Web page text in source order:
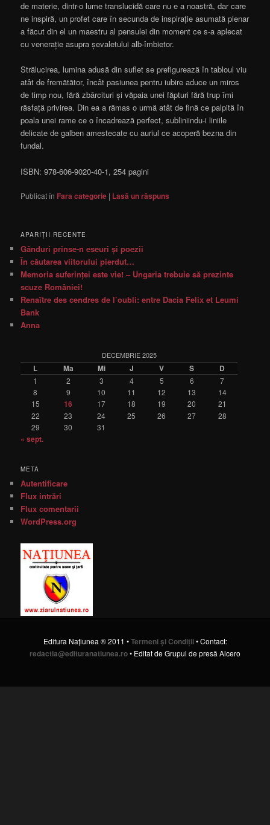
de materie, dintr-o lume translucidă care nu e a noastră, dar care
ne inspiră, un profet care în secunda de inspirație asumată plenar
a făcut din el un maestru al pensulei din moment ce s-a aplecat
cu venerație asupra șevaletului alb-îmbietor.
Strălucirea, lumina adusă din suflet se prefigurează în tabloul viu
atât de fremătător, încât pasiunea pentru iubire aduce un miros
de timp nou, fără zbârcituri și văpaia unei făpturi fără trup îmi
răsfață privirea. Din ea a rămas o urmă atât de fină ce palpită în
poala unei rame ce o încadrează perfect, subliniindu-i liniile
delicate de galben amestecate cu auriul ce acoperă bezna din
fundal.
ISBN: 978-606-9020-40-1, 254 pagini
Publicat în Fara categorie | Lasă un răspuns
APARIŢII RECENTE
Gânduri prinse-n eseuri şi poezii
În căutarea viitorului pierdut…
Memoria suferinţei este vie! – Ungaria trebuie să prezinte
scuze României!
Renaître des cendres de l’oubli: entre Dacia Felix et Leumi
Bank
Anna
DECEMBRIE 2025
L Ma Mi J V S D
1 2 3 4 5 6
7
8
9 10 11 12 13
14
15
16 17 18 19 20
21
22
23 24 25 26 27
28
29
30 31
« sept.
META
Autentificare
Flux intrări
Flux comentarii
WordPress.org
Editura Naţiunea ® 2011 •Termeni şi Condiţii• Contact:
redactia@edituranatiunea.ro• Editat de Grupul de presă Alcero